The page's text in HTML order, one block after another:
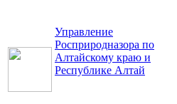
Управление
Росприродназора по
Алтайскому краю и
Республике Алтай